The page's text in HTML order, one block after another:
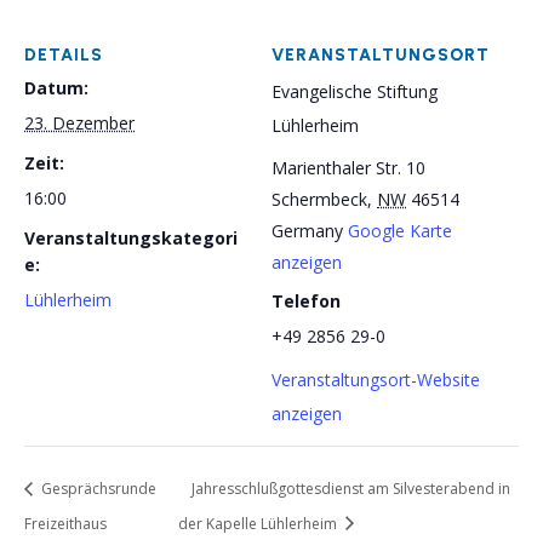
DETAILS
Datum:
23. Dezember
Zeit:
16:00
Veranstaltungskategori
e:
Lühlerheim
VERANSTALTUNGSORT
Evangelische Stiftung
Lühlerheim
Marienthaler Str. 10
Schermbeck, NW 46514
Germany Google Karte
anzeigen
Telefon
+49 2856 29-0
Veranstaltungsort-Website
anzeigen
Gesprächsrunde
Freizeithaus
Jahresschlußgottesdienst am Silvesterabend in
der Kapelle Lühlerheim